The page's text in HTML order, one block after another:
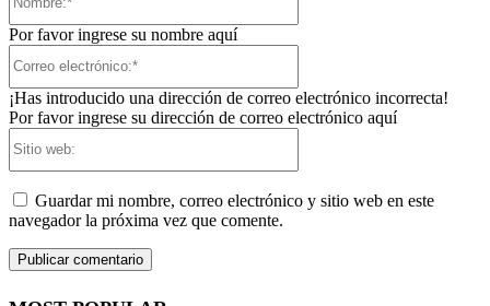
Por favor ingrese su nombre aquí
¡Has introducido una dirección de correo electrónico incorrecta!
Por favor ingrese su dirección de correo electrónico aquí
Guardar mi nombre, correo electrónico y sitio web en este
navegador la próxima vez que comente.